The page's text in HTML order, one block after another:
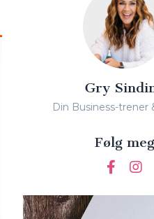
Gry
Din Business-trener
Følg meg